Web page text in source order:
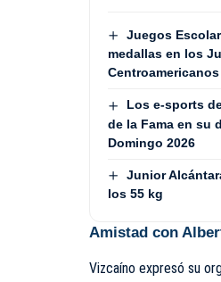
Juegos
medallas en los
Los e-sports
de la Fama en su
Domingo 2026
Junior
los 55 kg
Amistad con
Vizcaíno expresó su